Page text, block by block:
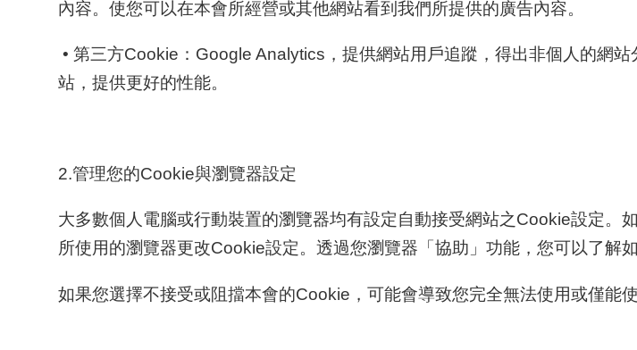
內容。使您可以在本會所經營或其他網站看到我們所提供的廣告內容。
• 第三方Cookie：Google Analytics，提供網站用戶追蹤，得出非個人的網
站，提供更好的性能。
2.管理您的Cookie與瀏覽器設定
大多數個人電腦或行動裝置的瀏覽器均有設定自動接受網站之Cookie設定
所使用的瀏覽器更改Cookie設定。透過您瀏覽器「協助」功能，您可以了解
如果您選擇不接受或阻擋本會的Cookie，可能會導致您完全無法使用或僅能